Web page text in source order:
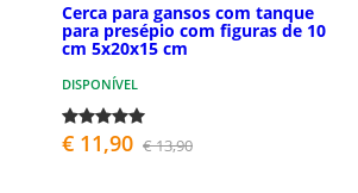
Cerca para gansos com tanque
para presépio com figuras de 10
cm 5x20x15 cm
DISPONÍVEL
€ 11,90 € 13,90